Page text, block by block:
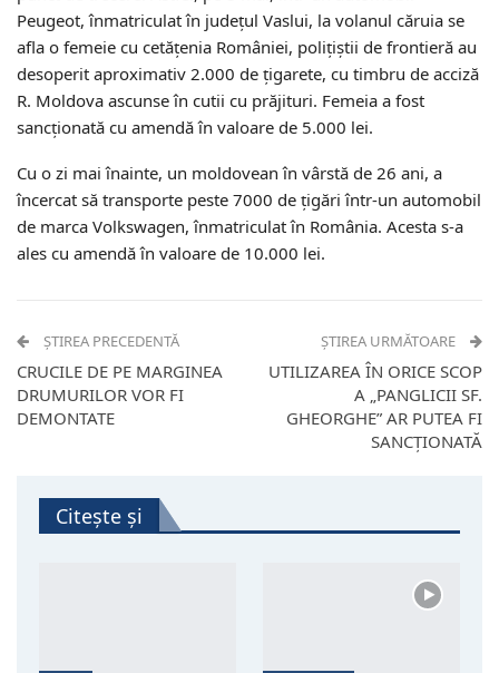
Peugeot, înmatriculat în judeţul Vaslui, la volanul căruia se
afla o femeie cu cetățenia României, polițiștii de frontieră au
desoperit aproximativ 2.000 de ţigarete, cu timbru de acciză
R. Moldova ascunse în cutii cu prăjituri. Femeia a fost
sancționată cu amendă în valoare de 5.000 lei.
Cu o zi mai înainte, un moldovean în vârstă de 26 ani, a
încercat să transporte peste 7000 de țigări într-un automobil
de marca Volkswagen, înmatriculat în România. Acesta s-a
ales cu amendă în valoare de 10.000 lei.
ȘTIREA PRECEDENTĂ
CRUCILE DE PE MARGINEA
DRUMURILOR VOR FI
DEMONTATE
ȘTIREA URMĂTOARE
UTILIZAREA ÎN ORICE SCOP
A „PANGLICII SF.
GHEORGHE” AR PUTEA FI
SANCȚIONATĂ
Citește și